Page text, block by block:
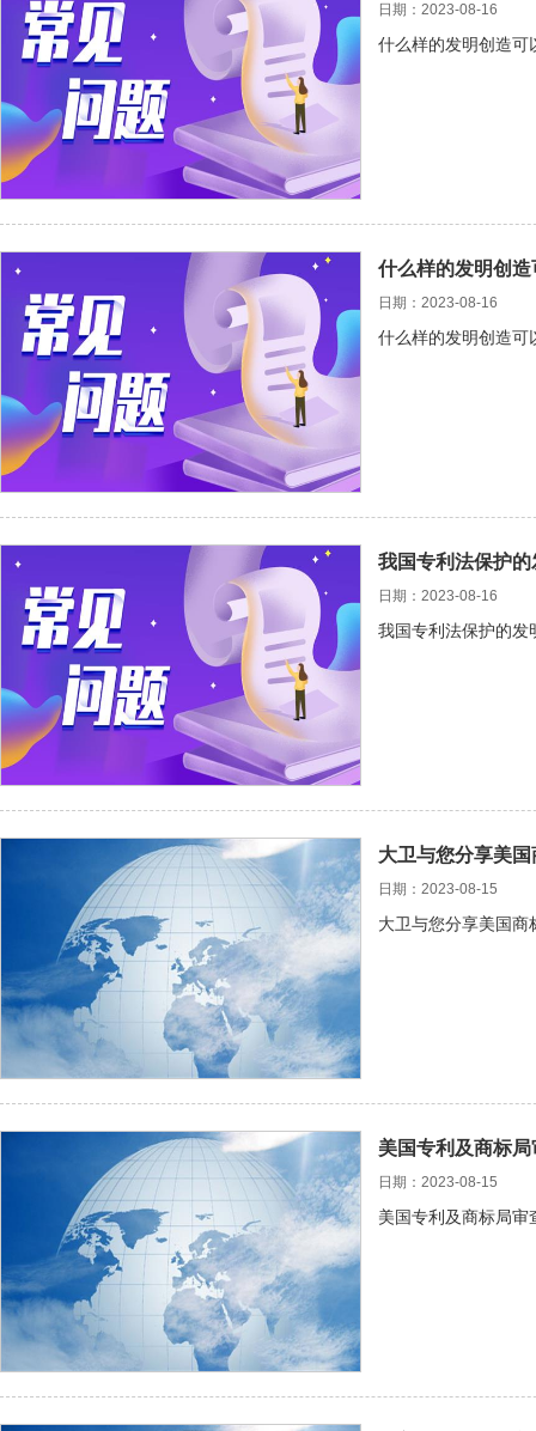
日期：2023-08-16
什么样的发明创造可
什么样的发明创
日期：2023-08-16
什么样的发明创造可
我国专利法保护
日期：2023-08-16
我国专利法保护的发
大卫与您分享美
日期：2023-08-15
大卫与您分享美国商
美国专利及商标
日期：2023-08-15
美国专利及商标局审